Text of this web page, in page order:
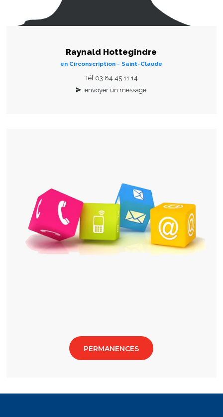
Raynald Hottegindre
en Circonscription - Saint-Claude
Tél 03 84 45 11 14
envoyer un message
PERMANENCES